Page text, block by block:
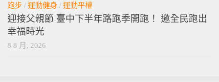
跑步 / 運動健身 / 運動平權
迎接父親節 臺中下半年路跑季開跑！ 邀全民跑出
幸福時光
8 8 月, 2026